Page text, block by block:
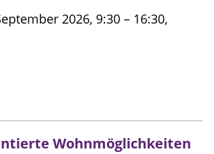
2026, 9:30 – 16:30,
Wohnmöglichkeiten